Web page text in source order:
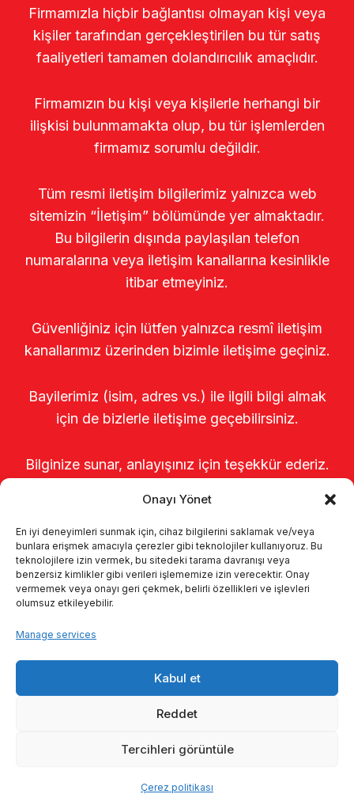
Onayı Yönet
En iyi deneyimleri sunmak için, cihaz bilgilerini saklamak ve/veya
bunlara erişmek amacıyla çerezler gibi teknolojiler kullanıyoruz. Bu
teknolojilere izin vermek, bu sitedeki tarama davranışı veya
benzersiz kimlikler gibi verileri işlememize izin verecektir. Onay
vermemek veya onayı geri çekmek, belirli özellikleri ve işlevleri
olumsuz etkileyebilir.
Manage services
Kabul et
Reddet
Tercihleri görüntüle
Çerez politikası
Firmamızla hiçbir bağlantısı olmayan kişi veya
kişiler tarafından gerçekleştirilen bu tür satış
faaliyetleri tamamen dolandırıcılık amaçlıdır.
Firmamızın bu kişi veya kişilerle herhangi bir
ilişkisi bulunmamakta olup, bu tür işlemlerden
firmamız sorumlu değildir.
Tüm resmi iletişim bilgilerimiz yalnızca web
sitemizin “İletişim” bölümünde yer almaktadır.
Bu bilgilerin dışında paylaşılan telefon
numaralarına veya iletişim kanallarına kesinlikle
itibar etmeyiniz.
Güvenliğiniz için lütfen yalnızca resmî iletişim
kanallarımız üzerinden bizimle iletişime geçiniz.
Bayilerimiz (isim, adres vs.) ile ilgili bilgi almak
için de bizlerle iletişime geçebilirsiniz.
Bilginize sunar, anlayışınız için teşekkür ederiz.
Kalite politikamız
© 2026 Enka Tarım